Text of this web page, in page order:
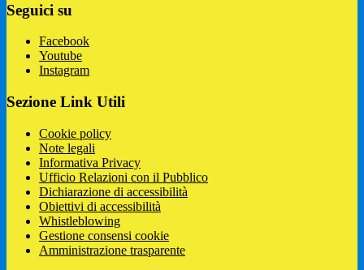
Seguici su
Facebook
Youtube
Instagram
Sezione Link Utili
Cookie policy
Note legali
Informativa Privacy
Ufficio Relazioni con il Pubblico
Dichiarazione di accessibilità
Obiettivi di accessibilità
Whistleblowing
Gestione consensi cookie
Amministrazione trasparente